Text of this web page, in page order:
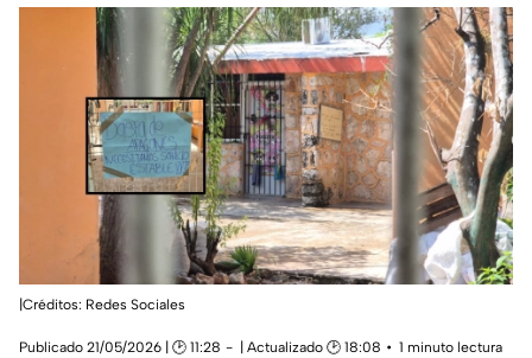
|Créditos: Redes Sociales
Publicado 21/05/2026 | 🕑 11:28 | Actualizado 🕑 18:08
1 minuto lectura